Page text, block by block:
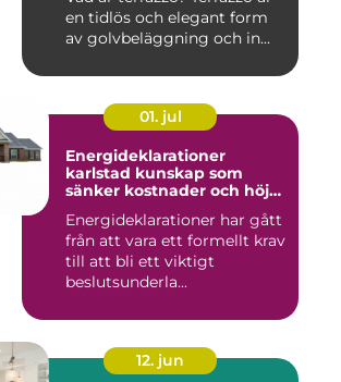
en tidlös och elegant form
av golvbeläggning och in...
01. jul
Energideklarationer
karlstad kunskap som
sänker kostnader och höjer
Energideklarationer har gått
från att vara ett formellt krav
till att bli ett viktigt
beslutsunderla...
12. jun